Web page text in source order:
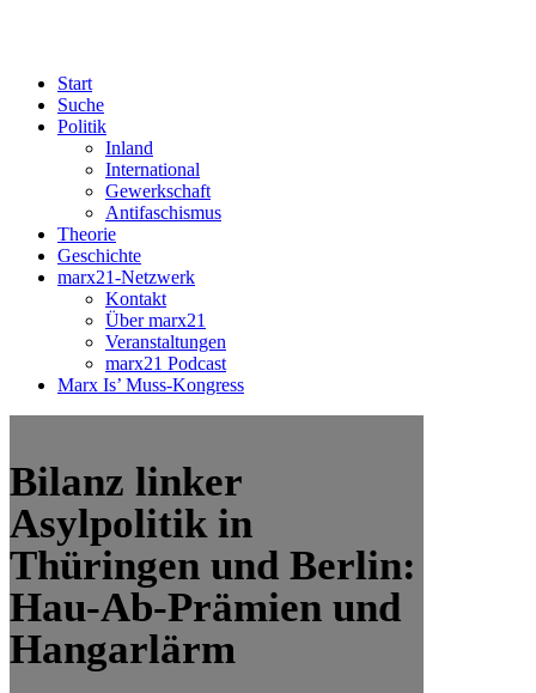
Start
Suche
Politik
Inland
International
Gewerkschaft
Antifaschismus
Theorie
Geschichte
marx21-Netzwerk
Kontakt
Über marx21
Veranstaltungen
marx21 Podcast
Marx Is’ Muss-Kongress
Bilanz linker
Asylpolitik in
Thüringen und Berlin:
Hau-Ab-Prämien und
Hangarlärm